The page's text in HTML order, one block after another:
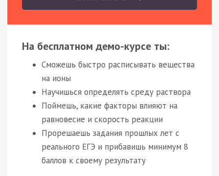
На бесплатном демо-курсе ты:
Сможешь быстро расписывать вещества
на ионы
Научишься определять среду раствора
Поймешь, какие факторы влияют на
равновесие и скорость реакции
Прорешаешь задания прошлых лет с
реального ЕГЭ и прибавишь минимум 8
баллов к своему результату